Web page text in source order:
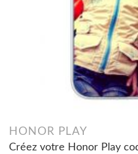
HONOR PLAY
Créez votre Honor Play